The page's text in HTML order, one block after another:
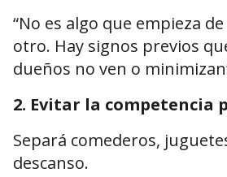
“No es algo que empieza
otro. Hay signos previos
dueños no ven o
2. Evitar la competencia
Separá comederos,
descanso.